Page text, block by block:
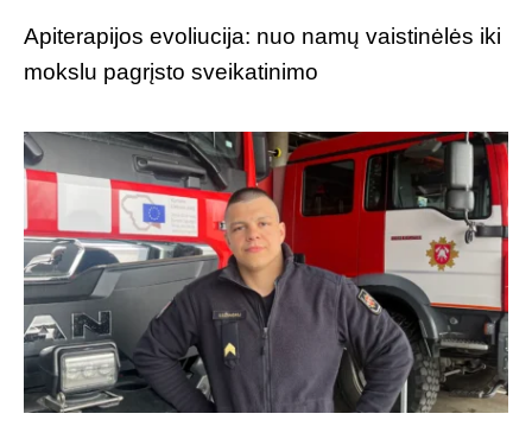
Apiterapijos evoliucija: nuo namų vaistinėlės iki
mokslu pagrįsto sveikatinimo